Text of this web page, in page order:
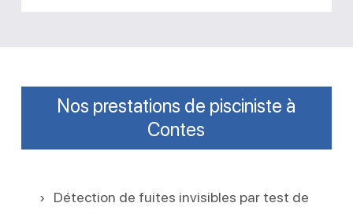
Nos prestations de pisciniste à
Contes
Détection de fuites invisibles par test de